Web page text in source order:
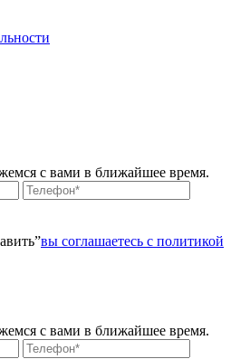
с вами в ближайшее время.
вы соглашаетесь с политикой
с вами в ближайшее время.